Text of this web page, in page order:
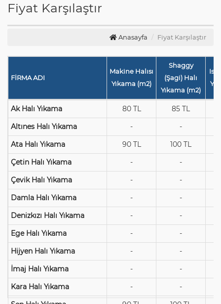
Fiyat Karşılaştır
Anasayfa Fiyat Karşılaştır
FİRMA ADI
Makine Halısı
Yıkama (m2)
Shaggy
(Şagi) Halı
Yıkama (m2)
Ak Halı Yıkama 80 TL
85 TL
Altınes Halı Yıkama
-
-
Ata Halı Yıkama
90 TL
100 TL
Çetin Halı Yıkama
-
-
Çevik Halı Yıkama
-
-
Damla Halı Yıkama
-
-
Denizkızı Halı Yıkama
-
-
Ege Halı Yıkama
-
-
Hijyen Halı Yıkama
-
-
İmaj Halı Yıkama
-
-
Kara Halı Yıkama
-
-